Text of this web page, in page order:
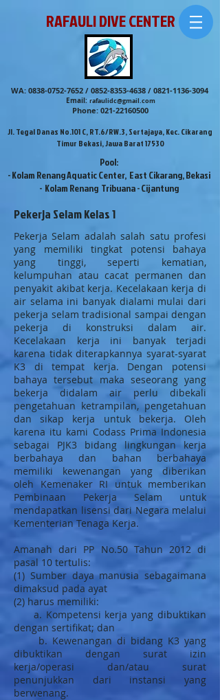
RAFAULI DIVE CENTER
WA: 0838-0752-7652/ 0852-8353-4638/ 0821-1136-3094
Email: rafaulidc@gmail.com
Phone: 021-22160500
Jl. Tegal Danas No.101 C, RT.6/RW.3, Sertajaya, Kec. Cikarang
Timur Bekasi, Jawa Barat 17530
Pool:
- Kolam Renang Aquatic Center, East Cikarang, Bekasi
- Kolam Renang Tribuana - Cijantung
Pekerja Selam Kelas 1
Pekerja Selam adalah salah satu profesi
yang memiliki tingkat potensi bahaya
yang tinggi, seperti kematian,
kelumpuhan atau cacat permanen dan
penyakit akibat kerja. Kecelakaan kerja di
air selama ini banyak dialami mulai dari
pekerja selam tradisional sampai dengan
pekerja di konstruksi dalam air.
Kecelakaan kerja ini banyak terjadi
karena tidak diterapkannya syarat-syarat
K3 di tempat kerja. Dengan potensi
bahaya tersebut maka seseorang yang
bekerja didalam air perlu dibekali
pengetahuan ketrampilan, pengetahuan
dan sikap kerja untuk bekerja. Oleh
karena itu kami Codass Prima Indonesia
sebagai PJK3 bidang lingkungan kerja
berbahaya dan bahan berbahaya
memiliki kewenangan yang diberikan
oleh Kemenaker RI untuk memberikan
Pembinaan Pekerja Selam untuk
mendapatkan lisensi dari Negara melalui
Kementerian Tenaga Kerja.
Amanah dari PP No.50 Tahun 2012 di
pasal 10 tertulis:
(1) Sumber daya manusia sebagaimana
dimaksud pada ayat
(2) harus memiliki:
a. Kompetensi kerja yang dibuktikan
dengan sertifikat; dan
b. Kewenangan di bidang K3 yang
dibuktikan dengan surat izin
kerja/operasi dan/atau surat
penunjukkan dari instansi yang
berwenang.